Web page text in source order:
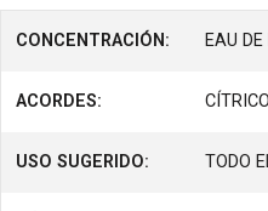
CONCENTRACIÓN: EAU
ACORDES:
USO SUGERIDO: TODO